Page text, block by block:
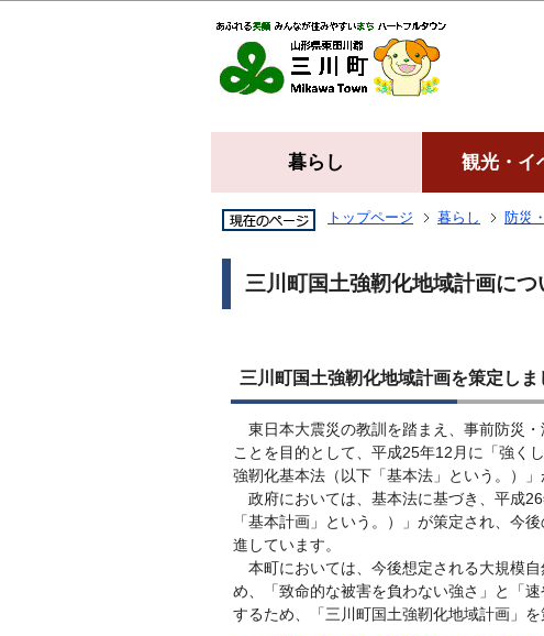
暮らし 観光・イ
トップページ 暮らし 防災
三川町国土強靭化地域計画につ
三川町国土強靭化地域計画を策定しま
東日本大震災の教訓を踏まえ、事前防災
ことを目的として、平成25年12月に「強く
強靭化基本法（以下「基本法」という。）」
政府においては、基本法に基づき、平成
「基本計画」という。）」が策定され、今
進しています。
本町においては、今後想定される大規模
め、「致命的な被害を負わない強さ」と「
するため、「三川町国土強靭化地域計画」を